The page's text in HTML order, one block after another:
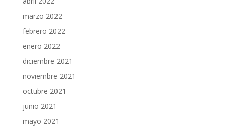
marzo 2022
febrero 2022
enero 2022
diciembre 2021
noviembre 2021
octubre 2021
junio 2021
mayo 2021